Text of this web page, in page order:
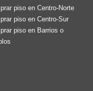
piso en Centro-Norte
piso en Centro-Sur
piso en Barrios o